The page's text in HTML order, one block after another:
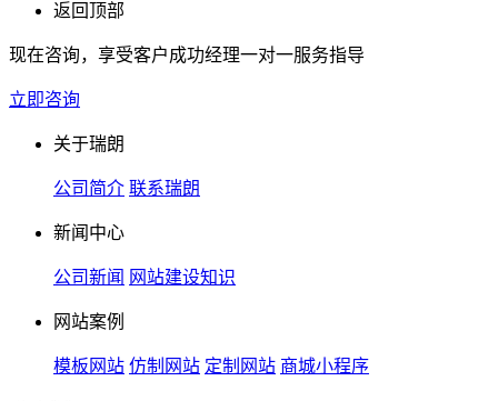
返回顶部
现在咨询，享受客户成功经理一对一服务指导
立即咨询
关于瑞朗
公司简介 联系瑞朗
新闻中心
公司新闻 网站建设知识
网站案例
模板网站 仿制网站 定制网站 商城小程序